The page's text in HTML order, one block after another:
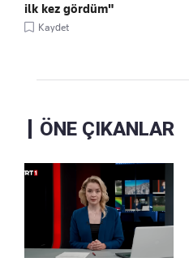
ilk kez gördüm"
Kaydet
ÖNE ÇIKANLAR